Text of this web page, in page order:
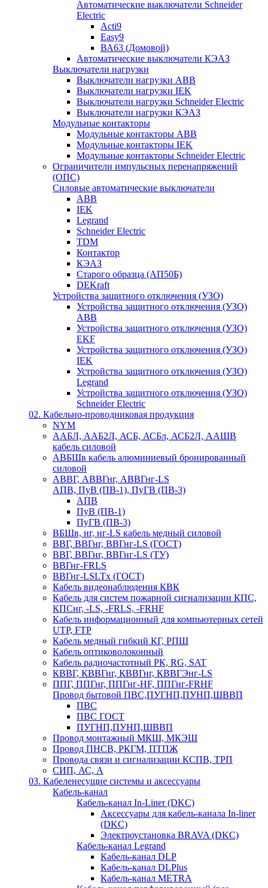
Автоматические выключатели Schneider
Electric
Acti9
Easy9
ВА63 (Домовой)
Автоматические выключатели КЭАЗ
Выключатели нагрузки
Выключатели нагрузки ABB
Выключатели нагрузки IEK
Выключатели нагрузки Schneider Electric
Выключатели нагрузки КЭАЗ
Модульные контакторы
Модульные контакторы ABB
Модульные контакторы IEK
Модульные контакторы Schneider Electric
Ограничители импульсных перенапряжений
(ОПС)
Силовые автоматические выключатели
ABB
IEK
Legrand
Schneider Electric
TDM
Контактор
КЭАЗ
Старого образца (АП50Б)
DEKraft
Устройства защитного отключения (УЗО)
Устройства защитного отключения (УЗО)
ABB
Устройства защитного отключения (УЗО)
EKF
Устройства защитного отключения (УЗО)
IEK
Устройства защитного отключения (УЗО)
Legrand
Устройства защитного отключения (УЗО)
Schneider Electric
02. Кабельно-проводниковая продукция
NYM
ААБЛ, ААБ2Л, АСБ, АСБл, АСБ2Л, ААШВ
кабель силовой
АВБШв кабель алюминиевый бронированный
силовой
АВВГ, АВВГнг, АВВГнг-LS
АПВ, ПуВ (ПВ-1), ПуГВ (ПВ-3)
АПВ
ПуВ (ПВ-1)
ПуГВ (ПВ-3)
ВБШв, нг, нг-LS кабель медный силовой
ВВГ, ВВГнг, ВВГнг-LS (ГОСТ)
ВВГ, ВВГнг, ВВГнг-LS (ТУ)
ВВГнг-FRLS
ВВГнг-LSLTx (ГОСТ)
Кабель видеонаблюдения КВК
Кабель для систем пожарной сигнализации КПС,
КПСнг, -LS, -FRLS, -FRHF
Кабель информационный для компьютерных сетей
UTP, FTP
Кабель медный гибкий КГ, РПШ
Кабель оптиковолоконный
Кабель радиочастотный РК, RG, SAT
КВВГ, КВВГнг, КВВГнг, КВВГЭнг-LS
ППГ, ППГнг, ППГнг-HF, ППГнг-FRHF
Провод бытовой ПВС,ПУГНП,ПУНП,ШВВП
ПВС
ПВС ГОСТ
ПУГНП,ПУНП,ШВВП
Провод монтажный МКШ, МКЭШ
Провод ПНСВ, РКГМ, ПТПЖ
Провода связи и сигнализации КСПВ, ТРП
СИП, АС, А
03. Кабеленесущие системы и аксессуары
Кабель-канал
Кабель-канал In-Liner (DKC)
Аксессуары для кабель-канала In-liner
(DKC)
Электроустановка BRAVA (DKC)
Кабель-канал Legrand
Кабель-канал DLP
Кабель-канал DLPlus
Кабель-канал METRA